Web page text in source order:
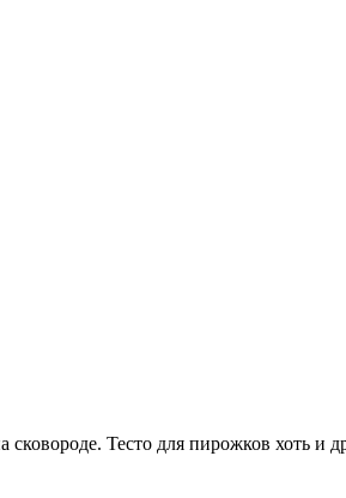
Тесто для пирожков хоть и